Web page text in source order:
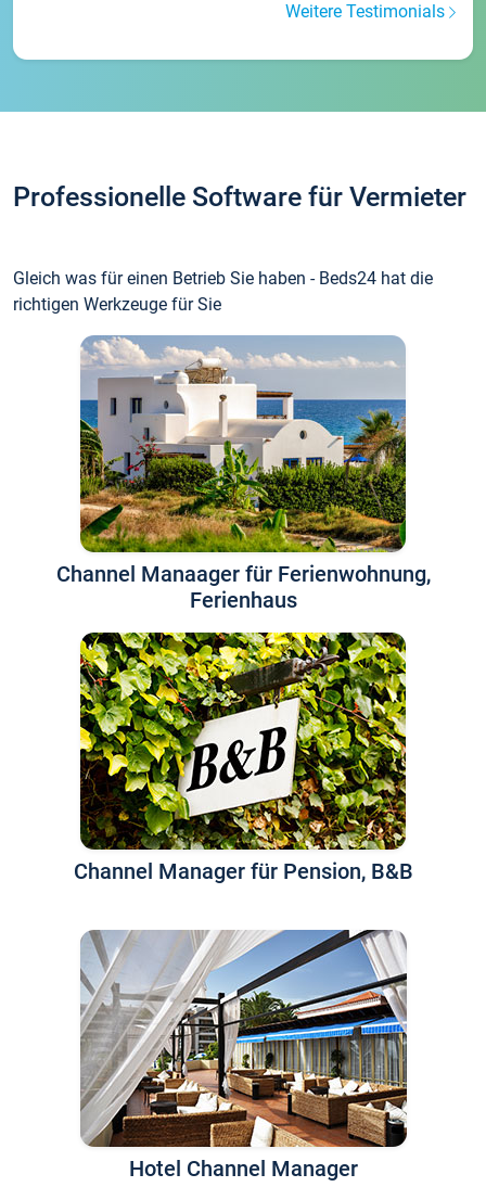
Weitere Testimonials
Professionelle Software für Vermieter
Gleich was für einen Betrieb Sie haben - Beds24 hat die
richtigen Werkzeuge für Sie
Channel Manaager für Ferienwohnung,
Ferienhaus
Channel Manager für Pension, B&B
Hotel Channel Manager